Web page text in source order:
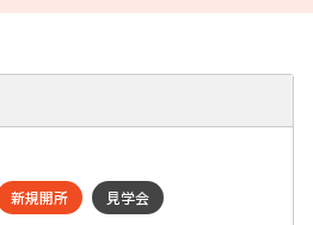
新規開所 見学会